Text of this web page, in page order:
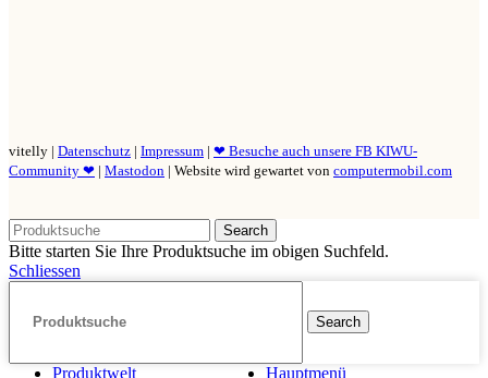
vitelly | Datenschutz | Impressum | ❤ Besuche auch unsere FB KIWU-
Community ❤ | Mastodon | Website wird gewartet von computermobil.com
Search
Bitte starten Sie Ihre Produktsuche im obigen Suchfeld.
Schliessen
Search
Hauptmenü
Produktwelt